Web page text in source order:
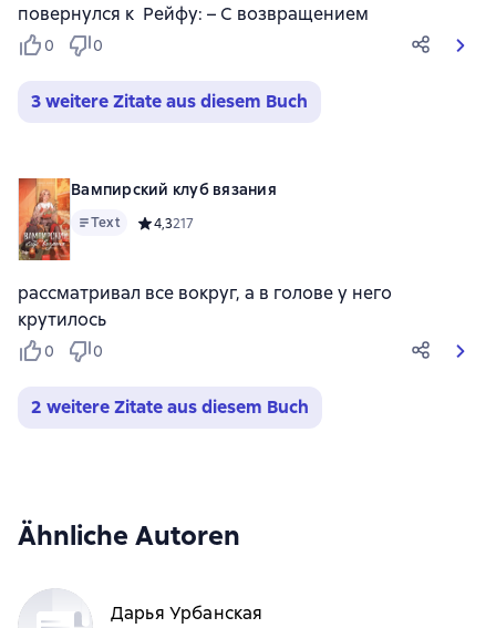
повернулся к Рейфу: – С возвращением
0 0
3 weitere Zitate aus diesem Buch
Вампирский клуб вязания
Text Средний рейтинг 4,3 на основе 217 оценок
4,3217
рассматривал все вокруг, а в голове у него
крутилось
0 0
2 weitere Zitate aus diesem Buch
Ähnliche Autoren
Дарья Урбанская